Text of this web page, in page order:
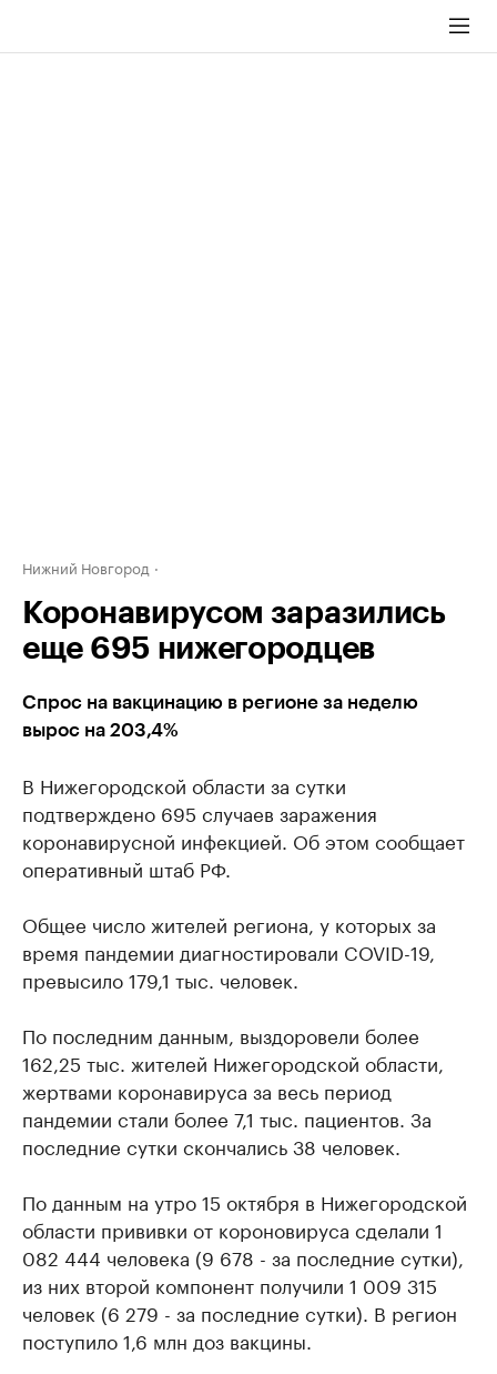
Нижний Новгород
Коронавирусом заразились
еще 695 нижегородцев
Спрос на вакцинацию в регионе за неделю
вырос на 203,4%
В Нижегородской области за сутки
подтверждено 695 случаев заражения
коронавирусной инфекцией. Об этом сообщает
оперативный штаб РФ.
Общее число жителей региона, у которых за
время пандемии диагностировали COVID-19,
превысило 179,1 тыс. человек.
По последним данным, выздоровели более
162,25 тыс. жителей Нижегородской области,
жертвами коронавируса за весь период
пандемии стали более 7,1 тыс. пациентов. За
последние сутки скончались 38 человек.
По данным на утро 15 октября в Нижегородской
области прививки от короновируса сделали 1
082 444 человека (9 678 - за последние сутки),
из них второй компонент получили 1 009 315
человек (6 279 - за последние сутки). В регион
поступило 1,6 млн доз вакцины.